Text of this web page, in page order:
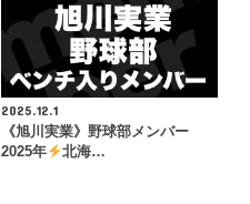
2025.12.1
《旭川実業》野球部メンバー
2025年
北海…